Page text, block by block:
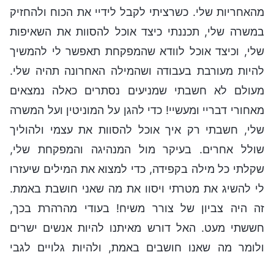
מהאחריות שלי. כשרציתי לקבל לידיי את הכוח ולהחזיק
במשרה שלי, תכננתי כיצד אוכל להסוות את השאיפות
שלי, וכיצד אוכל לוודא שהמפקחת תאפשר לי להמשיך
להיות מעורבת בעבודה ושהמילה האחרונה תהיה שלי.
מעולם לא חשבתי שמניעים נסתרים כאלה נמצאים
מאחורי דבריי ומעשיי! כדי להגן על המוניטין ועל המשרה
שלי, חשבתי רק איך אוכל להסוות את עצמי ולהוליך
שולל אחרים. בעיקר מול המנהיגה והמפקחת שלי,
שקלתי כל מילה בקפידה, כדי למצוא את המילים שיעזרו
לי להשיג את מטרתי ויסוו את מה שאני חושבת באמת.
זה היה צביון של צורר משיח! בעודי מהרהרת בכך,
חששתי מעט. האל דורש מאיתנו להיות אנשים ישרים
ולומר מה שאנו חושבים באמת, ולהיות גלויים לגבי